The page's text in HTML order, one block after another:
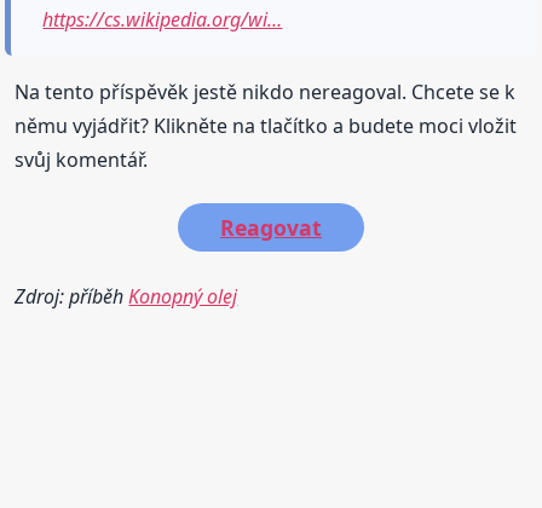
https://cs.wikipedia.org/wi…
Na tento příspěvěk jestě nikdo nereagoval. Chcete se k
němu vyjádřit? Klikněte na tlačítko a budete moci vložit
svůj komentář.
Reagovat
Zdroj: příběhKonopný olej